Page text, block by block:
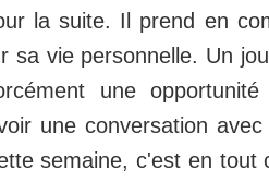
la suite. Il prend en
sa vie personnelle. Un
une
une conversation
semaine, c'est en tout